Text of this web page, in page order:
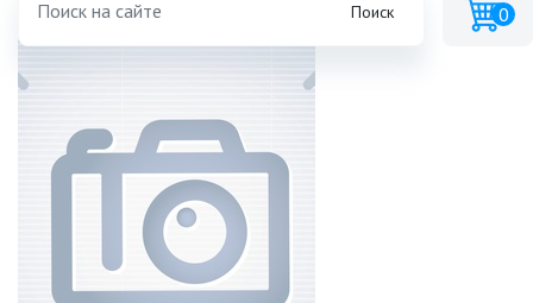
Поиск 0